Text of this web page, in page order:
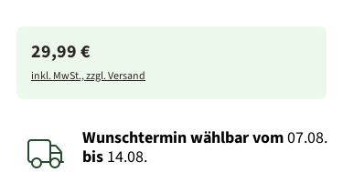
29,99 €
inkl. MwSt., zzgl. Versand
Wunschtermin wählbarvom07.08.
bis 14.08.